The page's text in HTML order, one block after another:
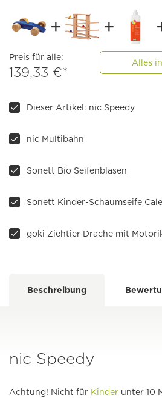
Preis für alle:
139,33 €*
Alles
Dieser Artikel: nic Speedy
nic Multibahn
Sonett Bio Seifenblasen
goki Ziehtier Drache mit
Beschreibung
nic Speedy
Achtung! Nicht für Kinder unter 10